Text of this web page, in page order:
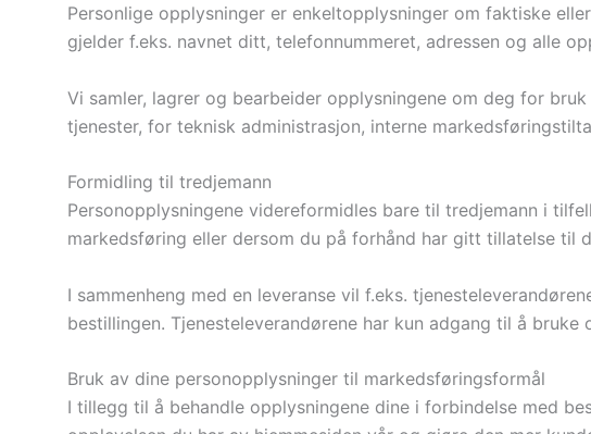
Personlige opplysninger er enkeltopplysninger om faktiske
gjelder f.eks. navnet ditt, telefonnummeret, adressen og alle
Vi samler, lagrer og bearbeider opplysningene om deg for
tjenester, for teknisk administrasjon, interne
Formidling til tredjemann
Personopplysningene videreformidles bare til tredjemann i
markedsføring eller dersom du på forhånd har gitt tillatelse til
I sammenheng med en leveranse vil f.eks.
bestillingen. Tjenesteleverandørene har kun adgang til å
Bruk av dine personopplysninger til markedsføringsformål
I tillegg til å behandle opplysningene dine i forbindelse med